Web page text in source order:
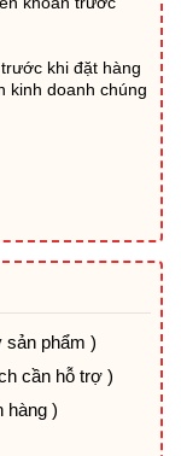
khi đặt hàng
kinh doanh chúng
sản phẩm )
cần hỗ trợ )
hàng )